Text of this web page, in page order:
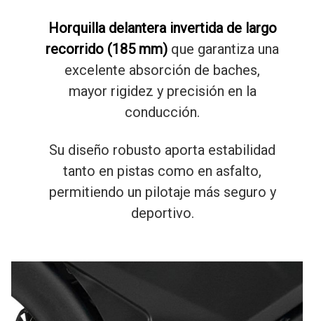
Horquilla delantera invertida de largo
recorrido (185 mm) que garantiza una
excelente absorción de baches,
mayor rigidez y precisión en la
conducción.
Su diseño robusto aporta estabilidad
tanto en pistas como en asfalto,
permitiendo un pilotaje más seguro y
deportivo.